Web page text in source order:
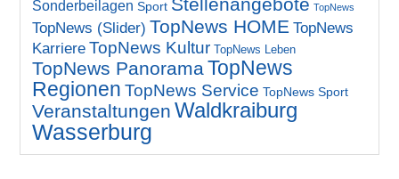
Sonderbeilagen Sport Stellenangebote TopNews
TopNews (Slider) TopNews HOME TopNews
Karriere TopNews Kultur TopNews Leben
TopNews PanoramaTopNews
Regionen TopNews Service TopNews Sport
Veranstaltungen Waldkraiburg
Wasserburg